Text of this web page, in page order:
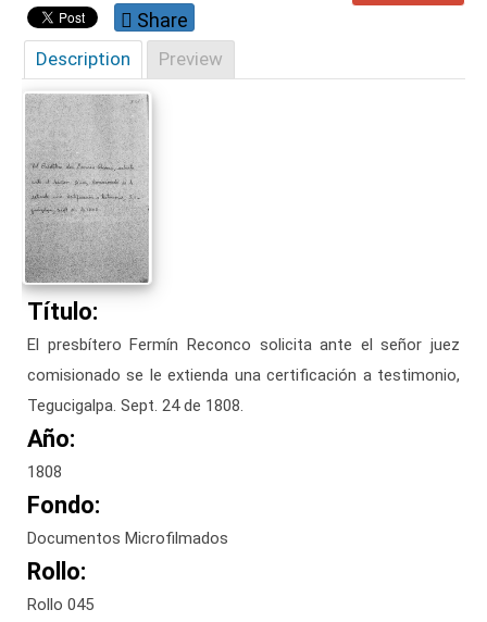
Share
Description Preview
Título:
El presbítero Fermín Reconco solicita ante el señor juez
comisionado se le extienda una certificación a testimonio,
Tegucigalpa. Sept. 24 de 1808.
Año:
1808
Fondo:
Documentos Microfilmados
Rollo:
Rollo 045